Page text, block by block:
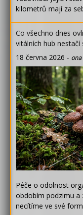
kilometrů mají za
Co všechno dnes
vitálních hub
18 června 2026 - ona
Péče o odolnost
obdobím podzimu a
necítíme ve své